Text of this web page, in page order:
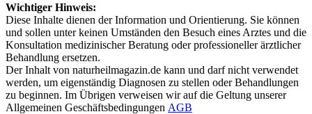
Wichtiger Hinweis:
Diese Inhalte dienen der Information und Orientierung. Sie können
und sollen unter keinen Umständen den Besuch eines Arztes und die
Konsultation medizinischer Beratung oder professioneller ärztlicher
Behandlung ersetzen.
Der Inhalt von naturheilmagazin.de kann und darf nicht verwendet
werden, um eigenständig Diagnosen zu stellen oder Behandlungen
zu beginnen. Im Übrigen verweisen wir auf die Geltung unserer
Allgemeinen Geschäftsbedingungen AGB